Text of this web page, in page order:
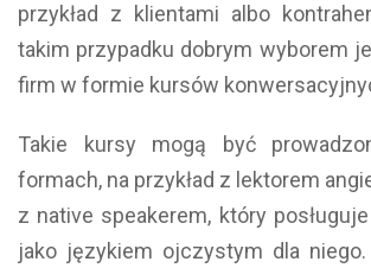
przykład z klientami albo
takim przypadku dobrym wyborem
firm w formie kursów
Takie kursy mogą być
formach, na przykład z lektorem
z native speakerem, który
jako językiem ojczystym dla